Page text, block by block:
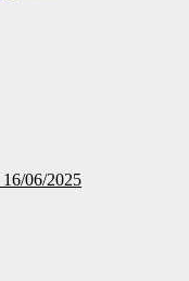
16/06/2025